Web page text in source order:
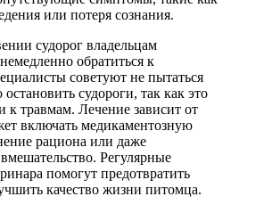
или потеря сознания.
судорог владельцам
обратиться к
советуют не пытаться
остановить судороги, так как это
к травмам. Лечение зависит от
включать медикаментозную
рациона или даже
Регулярные
помогут предотвратить
качество жизни питомца.